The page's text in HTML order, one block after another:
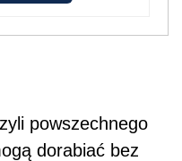
powszechnego
dorabiać bez